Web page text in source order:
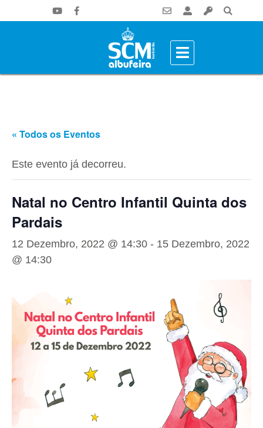
« Todos os Eventos
Este evento já decorreu.
Natal no Centro Infantil Quinta dos
Pardais
12 Dezembro, 2022 @ 14:30 - 15 Dezembro, 2022
@ 14:30